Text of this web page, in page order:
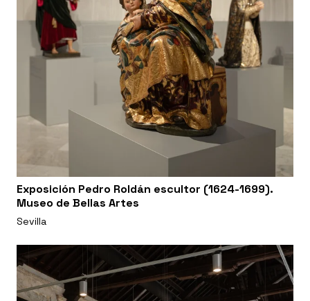
Exposición Pedro Roldán escultor (1624-1699).
Museo de Bellas Artes
Sevilla